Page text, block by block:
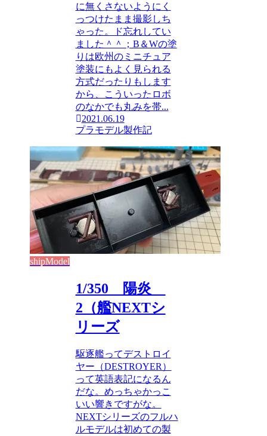
に無くさないようにく
っつけたまま撮影しち
ゃった。ド忘れしてい
ました＾＾；B＆Wの塗
りは欧州のミニチュア
塗装にもよく見られる
方式だったりもします
から、こういったロボ
のなかでも丸みを帯...
2021.06.19
プラモデル製作記
shipModel
1/350 陽炎
2（艦NEXTシ
リーズ
駆逐艦ってデストロイ
ヤー（DESTROYER）
って英語表記になるん
だな。めっちゃかっこ
いい響きですがな。
NEXTシリーズのフルハ
ルモデルは初めての製